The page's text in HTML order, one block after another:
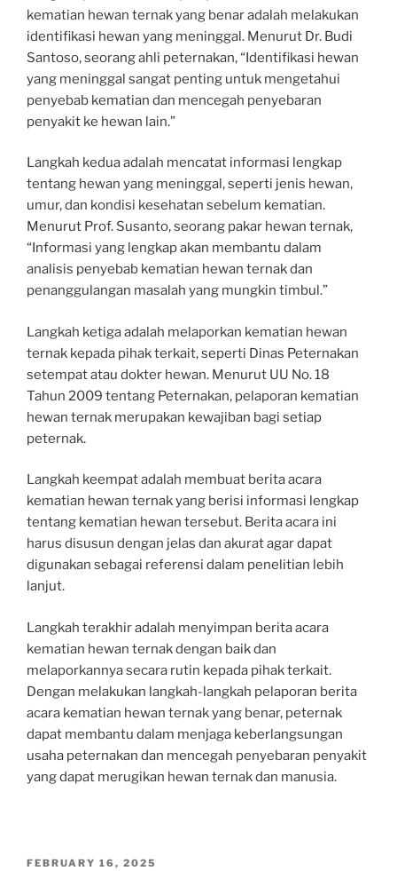
kematian hewan ternak yang benar adalah melakukan
identifikasi hewan yang meninggal. Menurut Dr. Budi
Santoso, seorang ahli peternakan, “Identifikasi hewan
yang meninggal sangat penting untuk mengetahui
penyebab kematian dan mencegah penyebaran
penyakit ke hewan lain.”
Langkah kedua adalah mencatat informasi lengkap
tentang hewan yang meninggal, seperti jenis hewan,
umur, dan kondisi kesehatan sebelum kematian.
Menurut Prof. Susanto, seorang pakar hewan ternak,
“Informasi yang lengkap akan membantu dalam
analisis penyebab kematian hewan ternak dan
penanggulangan masalah yang mungkin timbul.”
Langkah ketiga adalah melaporkan kematian hewan
ternak kepada pihak terkait, seperti Dinas Peternakan
setempat atau dokter hewan. Menurut UU No. 18
Tahun 2009 tentang Peternakan, pelaporan kematian
hewan ternak merupakan kewajiban bagi setiap
peternak.
Langkah keempat adalah membuat berita acara
kematian hewan ternak yang berisi informasi lengkap
tentang kematian hewan tersebut. Berita acara ini
harus disusun dengan jelas dan akurat agar dapat
digunakan sebagai referensi dalam penelitian lebih
lanjut.
Langkah terakhir adalah menyimpan berita acara
kematian hewan ternak dengan baik dan
melaporkannya secara rutin kepada pihak terkait.
Dengan melakukan langkah-langkah pelaporan berita
acara kematian hewan ternak yang benar, peternak
dapat membantu dalam menjaga keberlangsungan
usaha peternakan dan mencegah penyebaran penyakit
yang dapat merugikan hewan ternak dan manusia.
POSTED
FEBRUARY 16, 2025